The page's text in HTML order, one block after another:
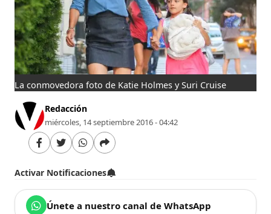
La conmovedora foto de Katie Holmes y Suri Cruise
Redacción
miércoles, 14 septiembre 2016 - 04:42
Activar Notificaciones
Únete a nuestro canal de WhatsApp